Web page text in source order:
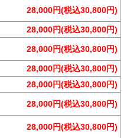
28,000円(税込30,800円)
28,000円(税込30,800円)
28,000円(税込30,800円)
28,000円(税込30,800円)
28,000円(税込30,800円)
28,000円(税込30,800円)
28,000円(税込30,800円)